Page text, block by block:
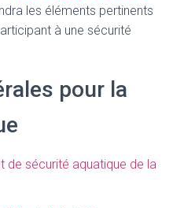
les éléments pertinents
à une sécurité
pour la
de sécurité aquatique de la